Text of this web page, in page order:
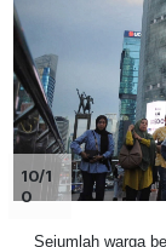
10/1
0
Sejumlah warga